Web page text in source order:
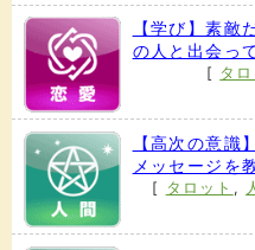
【学び】素敵
の人と出会っ
[ タロ
【高次の意識
メッセージを
[ タロット ,